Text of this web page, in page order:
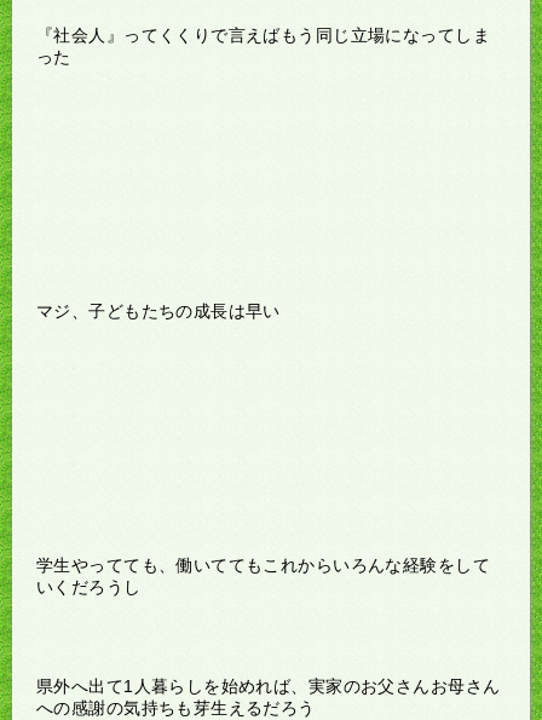
『社会人』ってくくりで言えばもう同じ立場になってしま
った
マジ、子どもたちの成長は早い
学生やってても、働いててもこれからいろんな経験をして
いくだろうし
県外へ出て1人暮らしを始めれば、実家のお父さんお母さん
への感謝の気持ちも芽生えるだろう